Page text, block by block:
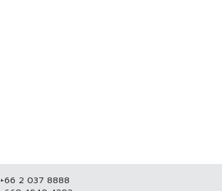
+66 2 037 8888